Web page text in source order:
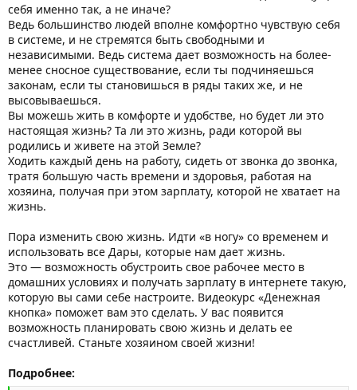
себя именно так, а не иначе?
Ведь большинство людей вполне комфортно чувствую себя
в системе, и не стремятся быть свободными и
независимыми. Ведь система дает возможность на более-
менее сносное существование, если ты подчиняешься
законам, если ты становишься в ряды таких же, и не
высовываешься.
Вы можешь жить в комфорте и удобстве, но будет ли это
настоящая жизнь? Та ли это жизнь, ради которой вы
родились и живете на этой Земле?
Ходить каждый день на работу, сидеть от звонка до звонка,
тратя большую часть времени и здоровья, работая на
хозяина, получая при этом зарплату, которой не хватает на
жизнь.
Пора изменить свою жизнь. Идти «в ногу» со временем и
использовать все Дары, которые нам дает жизнь.
Это — возможность обустроить свое рабочее место в
домашних условиях и получать зарплату в интернете такую,
которую вы сами себе настроите. Видеокурс «Денежная
кнопка» поможет вам это сделать. У вас появится
возможность планировать свою жизнь и делать ее
счастливей. Станьте хозяином своей жизни!
Подробнее: